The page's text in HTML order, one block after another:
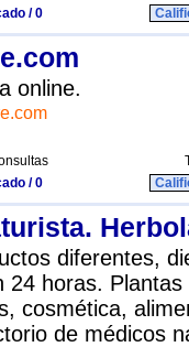
/ 0
online.
/ 0
diferentes,
24 horas. Plantas
cosmética,
de médicos